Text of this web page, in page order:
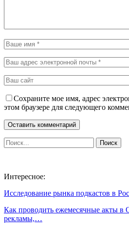
Сохраните мое имя, адрес
этом браузере для следующего
Интересное:
Исследование рынка подкастов в
Как проводить ежемесячные акты в
рекламы,…